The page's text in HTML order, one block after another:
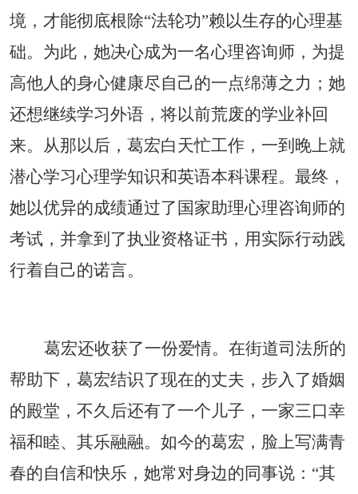
境，才能彻底根除“法轮功”赖以生存的心理基
础。为此，她决心成为一名心理咨询师，为提
高他人的身心健康尽自己的一点绵薄之力；她
还想继续学习外语，将以前荒废的学业补回
来。从那以后，葛宏白天忙工作，一到晚上就
潜心学习心理学知识和英语本科课程。最终，
她以优异的成绩通过了国家助理心理咨询师的
考试，并拿到了执业资格证书，用实际行动践
行着自己的诺言。
葛宏还收获了一份爱情。在街道司法所的
帮助下，葛宏结识了现在的丈夫，步入了婚姻
的殿堂，不久后还有了一个儿子，一家三口幸
福和睦、其乐融融。如今的葛宏，脸上写满青
春的自信和快乐，她常对身边的同事说： “其